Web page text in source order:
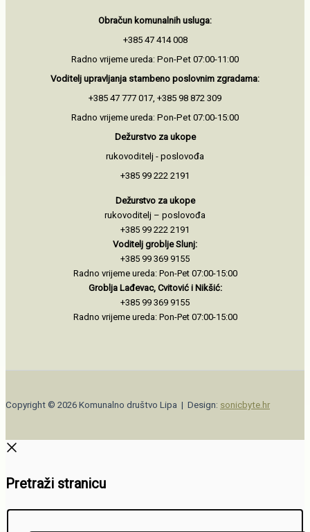
Obračun komunalnih usluga:
+385 47 414 008
Radno vrijeme ureda: Pon-Pet 07:00-11:00
Voditelj upravljanja stambeno poslovnim zgradama:
+385 47 777 017, +385 98 872 309
Radno vrijeme ureda: Pon-Pet 07:00-15:00
Dežurstvo za ukope
rukovoditelj - poslovođa
+385 99 222 2191
Dežurstvo za ukope
rukovoditelj – poslovođa
+385 99 222 2191
Voditelj groblje Slunj:
+385 99 369 9155
Radno vrijeme ureda: Pon-Pet 07:00-15:00
Groblja Lađevac, Cvitović i Nikšić:
+385 99 369 9155
Radno vrijeme ureda: Pon-Pet 07:00-15:00
Copyright © 2026 Komunalno društvo Lipa | Design: sonicbyte.hr
Pretraži stranicu